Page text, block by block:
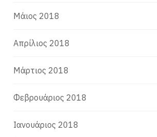
Μάιος 2018
Απρίλιος 2018
Μάρτιος 2018
Φεβρουάριος 2018
Ιανουάριος 2018